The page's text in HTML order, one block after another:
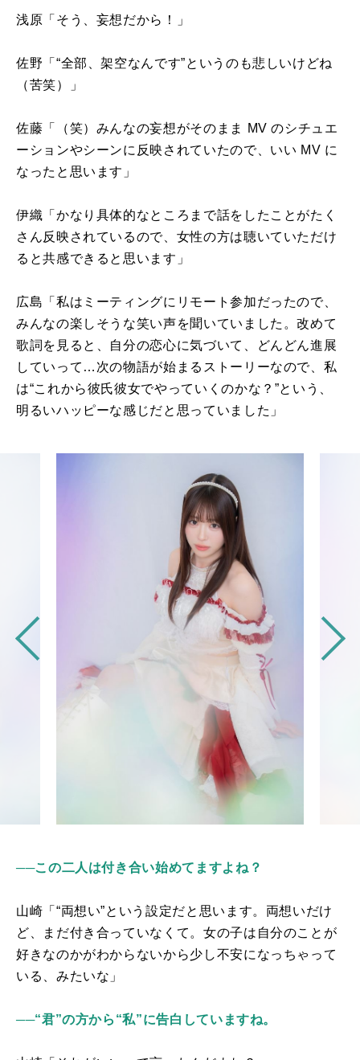
浅原「そう、妄想だから！」
佐野「“全部、架空なんです”というのも悲しいけどね
（苦笑）」
佐藤「（笑）みんなの妄想がそのまま MVのシチュエ
ーションやシーンに反映されていたので、いい MV に
なったと思います」
伊織「かなり具体的なところまで話をしたことがたく
さん反映されているので、女性の方は聴いていただけ
ると共感できると思います」
広島「私はミーティングにリモート参加だったので、
みんなの楽しそうな笑い声を聞いていました。改めて
歌詞を見ると、自分の恋心に気づいて、どんどん進展
していって…次の物語が始まるストーリーなので、私
は“これから彼氏彼女でやっていくのかな？”という、
明るいハッピーな感じだと思っていました」
──この二人は付き合い始めてますよね？
山崎「“両想い”という設定だと思います。両想いだけ
ど、まだ付き合っていなくて。女の子は自分のことが
好きなのかがわからないから少し不安になっちゃって
いる、みたいな」
──“君”の方から“私”に告白していますね。